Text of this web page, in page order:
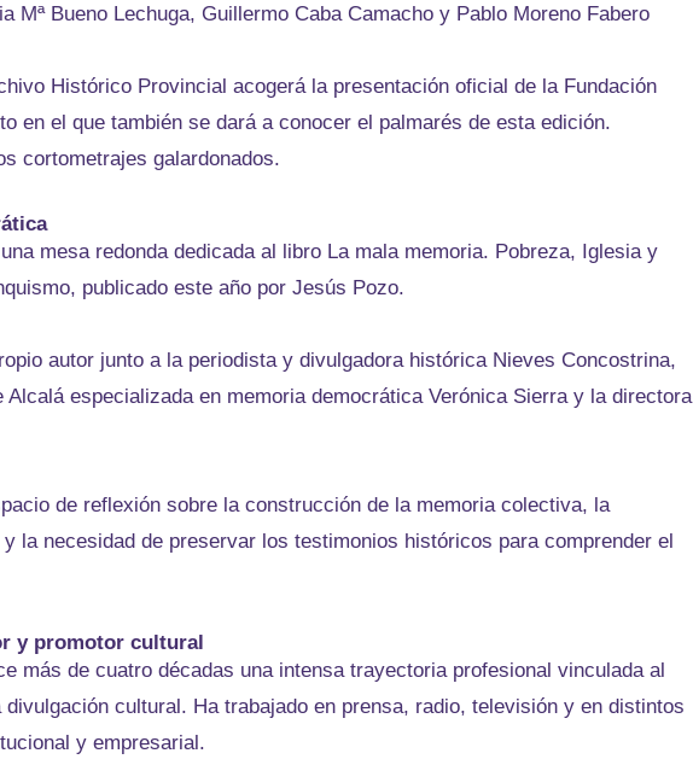
Mª Bueno Lechuga, Guillermo Caba Camacho y Pablo Moreno Fabero
Histórico Provincial acogerá la presentación oficial de la Fundación
en el que también se dará a conocer el palmarés de esta edición.
cortometrajes galardonados.
mesa redonda dedicada al libro La mala memoria. Pobreza, Iglesia y
publicado este año por Jesús Pozo.
autor junto a la periodista y divulgadora histórica Nieves Concostrina,
especializada en memoria democrática Verónica Sierra y la directora
de reflexión sobre la construcción de la memoria colectiva, la
la necesidad de preservar los testimonios históricos para comprender el
y promotor cultural
más de cuatro décadas una intensa trayectoria profesional vinculada al
cultural. Ha trabajado en prensa, radio, televisión y en distintos
y empresarial.